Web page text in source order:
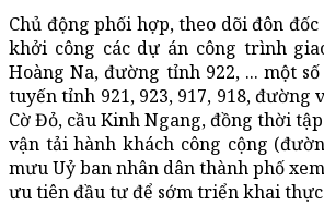
Chủ động phối hợp, theo dõi đôn
khởi công các dự án công trình
Hoàng Na, đường tỉnh 922, ... một
tuyến tỉnh 921, 923, 917, 918, đường
Cờ Đỏ, cầu Kinh Ngang, đồng thời
vận tải hành khách công cộng
mưu Uỷ ban nhân dân thành phố
ưu tiên đầu tư để sớm triển khai